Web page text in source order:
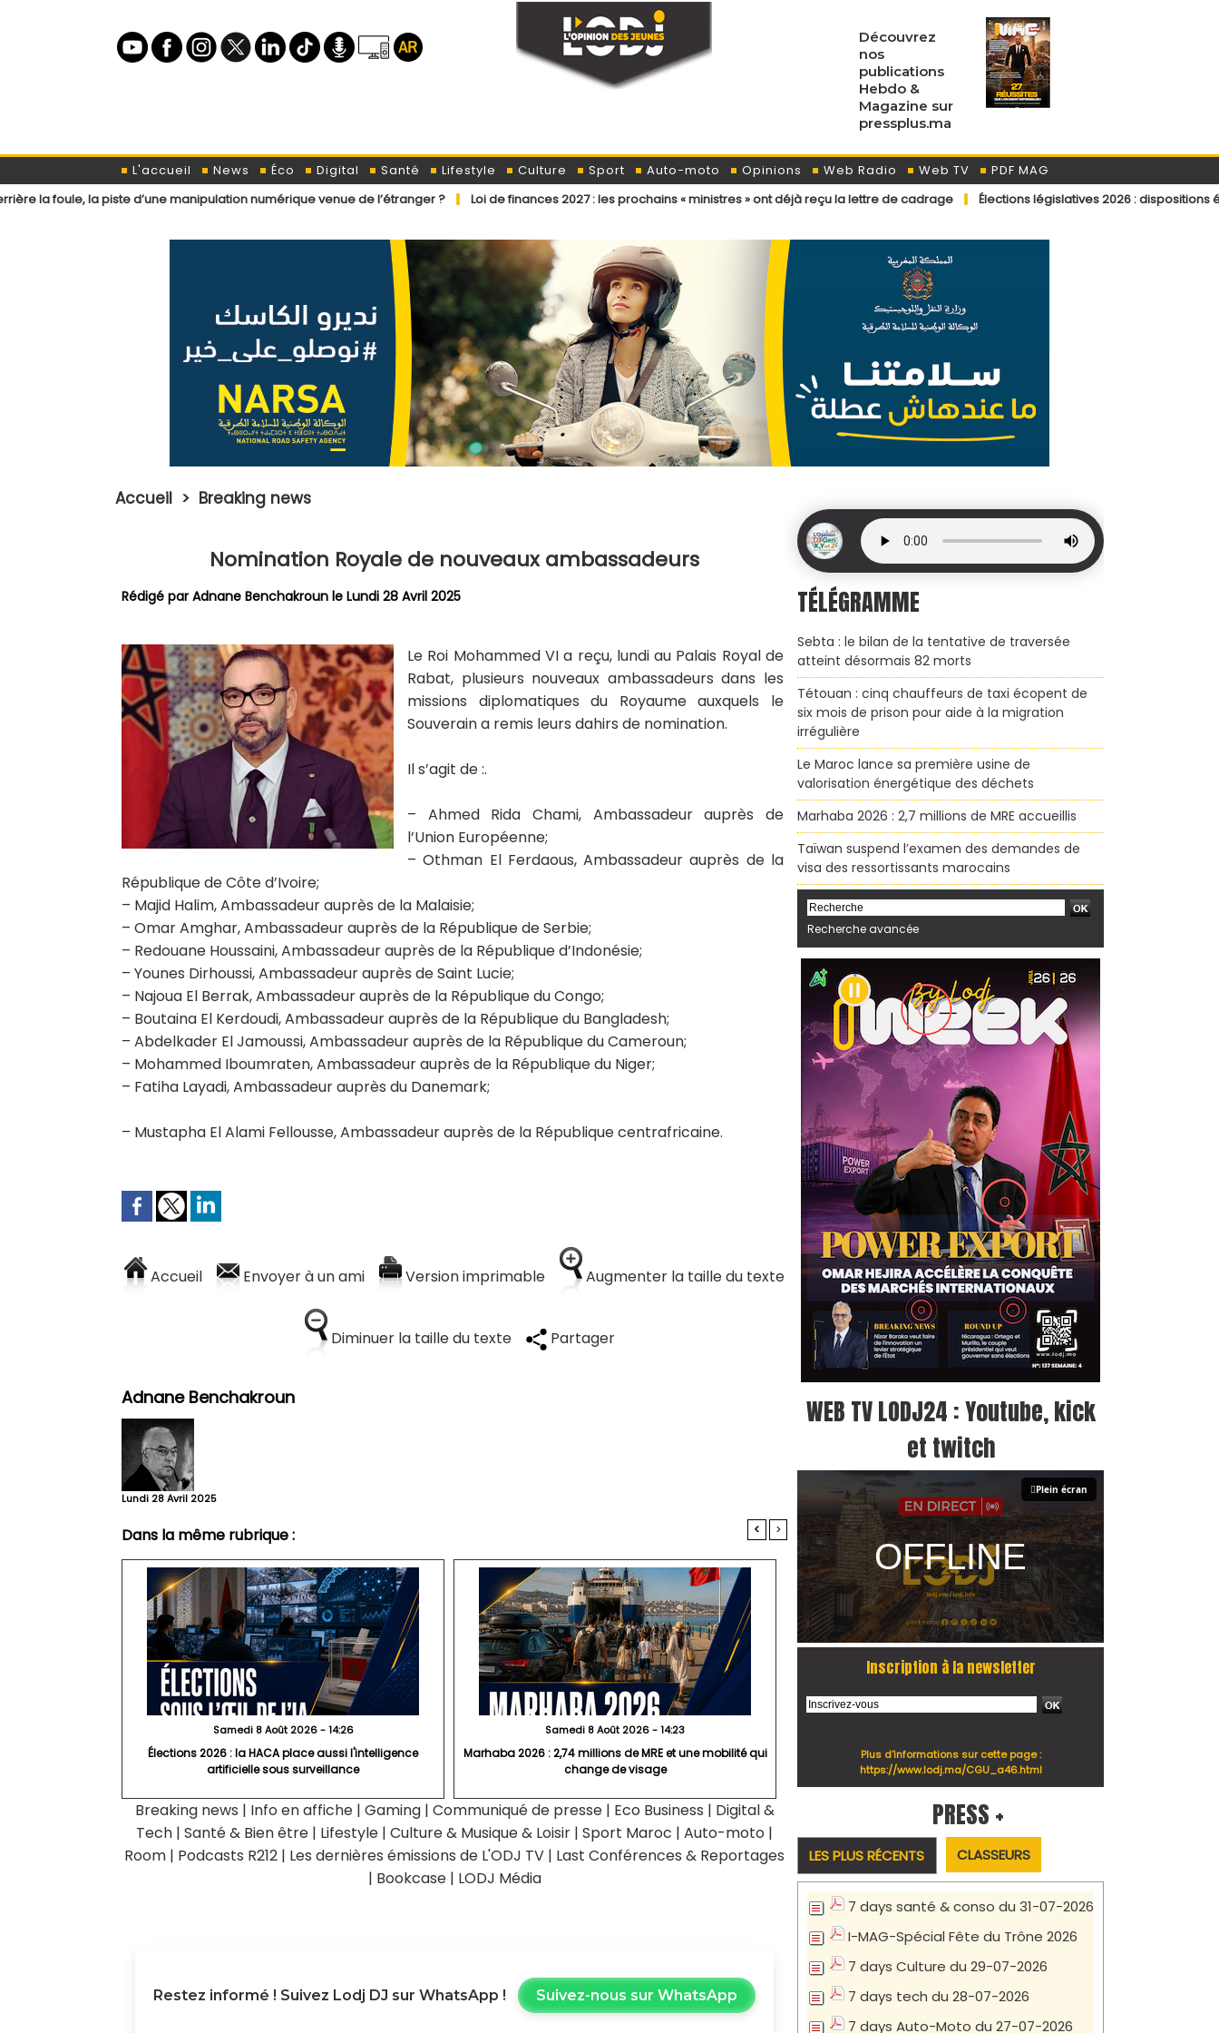
Découvrez
nos
publications
Hebdo &
Magazine sur
pressplus.ma
L'accueil News Éco Digital Santé Lifestyle Culture Sport Auto-moto Opinions Web Radio Web TV
PDF MAG
d’une manipulation numérique venue de l’étranger ?
Loi de finances 2027 : les prochains « ministres » ont déjà reçu la lettre de cadrage Élections législatives 2026 : dispositions éditoriales
Accueil > Breaking news
Nomination Royale de nouveaux ambassadeurs
Rédigé parAdnane Benchakroun le Lundi 28 Avril 2025
Le Roi Mohammed VI a reçu, lundi au Palais Royal de
Rabat, plusieurs nouveaux ambassadeurs dans les
missions diplomatiques du Royaume auxquels le
Souverain a remis leurs dahirs de nomination.
Il s’agit de :.
– Ahmed Rida Chami, Ambassadeur auprès de
l’Union Européenne;
– Othman El Ferdaous, Ambassadeur auprès de la
République de Côte d’Ivoire;
– Majid Halim, Ambassadeur auprès de la Malaisie;
– Omar Amghar, Ambassadeur auprès de la République de Serbie;
– Redouane Houssaini, Ambassadeur auprès de la République d’Indonésie;
– Younes Dirhoussi, Ambassadeur auprès de Saint Lucie;
– Najoua El Berrak, Ambassadeur auprès de la République du Congo;
– Boutaina El Kerdoudi, Ambassadeur auprès de la République du Bangladesh;
– Abdelkader El Jamoussi, Ambassadeur auprès de la République du Cameroun;
– Mohammed Iboumraten, Ambassadeur auprès de la République du Niger;
– Fatiha Layadi, Ambassadeur auprès du Danemark;
– Mustapha El Alami Fellousse, Ambassadeur auprès de la République centrafricaine.
Accueil Envoyer à un ami Version imprimable Augmenter la taille du texte
Diminuer la taille du texte Partager
Adnane Benchakroun
Lundi 28 Avril 2025
Dans la même rubrique : < >
Samedi 8 Août 2026 - 14:26
Élections 2026 : la HACA place aussi l'intelligence
artificielle sous surveillance
Samedi 8 Août 2026 - 14:23
Marhaba 2026 : 2,74 millions de MRE et une mobilité qui
change de visage
Breaking news | Info en affiche | Gaming | Communiqué de presse | Eco Business | Digital &
Tech | Santé & Bien être | Lifestyle | Culture & Musique & Loisir | Sport Maroc | Auto-moto |
Room | Podcasts R212 | Les dernières émissions de L'ODJ TV | Last Conférences & Reportages
| Bookcase | LODJ Média
Restez informé ! Suivez Lodj DJ sur WhatsApp ! Suivez-nous sur WhatsApp
TÉLÉGRAMME
Sebta : le bilan de la tentative de traversée
atteint désormais 82 morts
Tétouan : cinq chauffeurs de taxi écopent de
six mois de prison pour aide à la migration
irrégulière
Le Maroc lance sa première usine de
valorisation énergétique des déchets
Marhaba 2026 : 2,7 millions de MRE accueillis
Taïwan suspend l’examen des demandes de
visa des ressortissants marocains
Recherche avancée
WEB TV LODJ24 : Youtube, kick
et twitch
Plein écran
Inscription à la newsletter
Plus d'informations sur cette page :
https://www.lodj.ma/CGU_a46.html
PRESS +
LES PLUS RÉCENTS CLASSEURS
7 days santé & conso du 31-07-2026
I-MAG-Spécial Fête du Trône 2026
7 days Culture du 29-07-2026
7 days tech du 28-07-2026
7 days Auto-Moto du 27-07-2026